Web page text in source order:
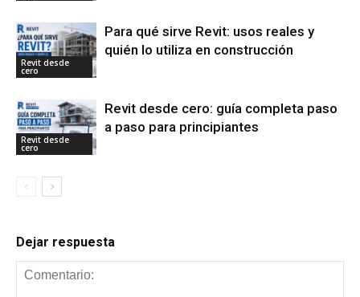
Revit desde
cero
Para qué sirve Revit: usos reales y
quién lo utiliza en construcción
Revit desde
cero
Revit desde cero: guía completa paso
a paso para principiantes
Dejar respuesta